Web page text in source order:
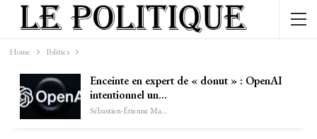
Home Politics
Enceinte en expert de « donut » : OpenAI
intentionnel un…
Sébastien-Étienne Marechal